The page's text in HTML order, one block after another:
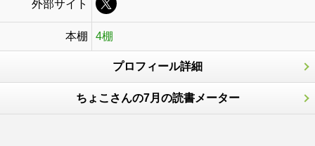
外部サイト
本棚 4棚
プロフィール詳細
ちょこさんの7月の読書メーター